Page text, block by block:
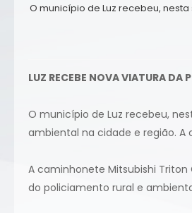
O município de Luz recebeu,
LUZ RECEBE NOVA VIATURA DA
O município de Luz recebeu,
ambiental na cidade e região.
A caminhonete Mitsubishi
do policiamento rural e